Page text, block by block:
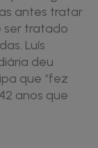
antes tratar
ser tratado
Luís
deu
que “fez
anos que